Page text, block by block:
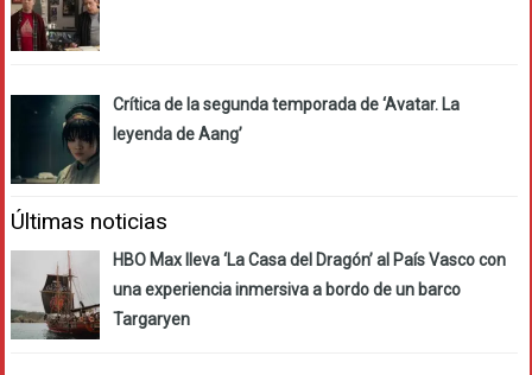
Crítica de la segunda temporada de ‘Avatar. La
leyenda de Aang’
Últimas noticias
HBO Max lleva ‘La Casa del Dragón’ al País Vasco con
una experiencia inmersiva a bordo de un barco
Targaryen